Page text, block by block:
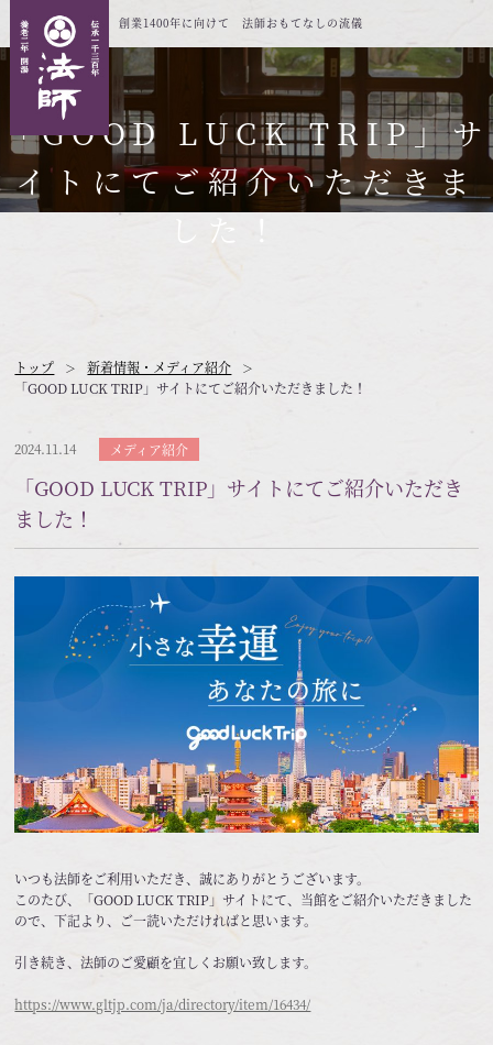
創業1400年に向けて 法師おもてなしの流儀
「GOOD LUCK TRIP」サ
イトにてご紹介いただきま
した！
トップ
新着情報・メディア紹介
「GOOD LUCK TRIP」サイトにてご紹介いただきました！
2024.11.14 メディア紹介
「GOOD LUCK TRIP」サイトにてご紹介いただき
ました！
いつも法師をご利用いただき、誠にありがとうございます。
このたび、「GOOD LUCK TRIP」サイトにて、当館をご紹介いただきました
ので、下記より、ご一読いただければと思います。
引き続き、法師のご愛顧を宜しくお願い致します。
https://www.gltjp.com/ja/directory/item/16434/